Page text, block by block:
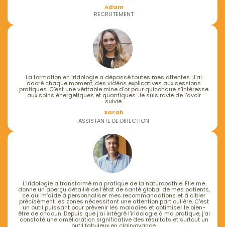
Adam
RECRUTEMENT
La formation en iridologie a dépassé toutes mes attentes. J'ai
adoré chaque moment, des vidéos explicatives aux sessions
pratiques. C'est une véritable mine d'or pour quiconque s'intéresse
aux soins énergetiques et quantiques. Je suis ravie de l'avoir
suivie.
Sarah
ASSISTANTE DE DIRECTION
L'iridologie a transformé ma pratique de la naturopathie. Elle me
donne un aperçu détaillé de l'état de santé global de mes patients,
ce qui m'aide à personnaliser mes recommandations et à cibler
précisément les zones nécessitant une attention particulière. C'est
un outil puissant pour prévenir les maladies et optimiser le bien-
être de chacun. Depuis que j'ai intégré l'iridologie à ma pratique, j'ai
constaté une amélioration significative des résultats et surtout un